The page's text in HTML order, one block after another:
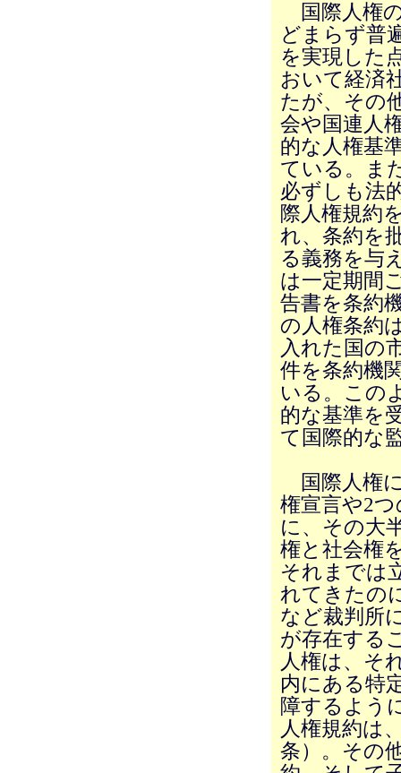
国際人権
どまらず普
を実現した
おいて経済
たが、その
会や国連人
的な人権基
ている。ま
必ずしも法
際人権規約
れ、条約を
る義務を与
は一定期間
告書を条約
の人権条約
入れた国の
件を条約機
いる。この
的な基準を
て国際的な
国際人権
権宣言や2
に、その大
権と社会権
それまでは
れてきたの
など裁判所
が存在する
人権は、そ
内にある特
障するよう
人権規約は
条）。その